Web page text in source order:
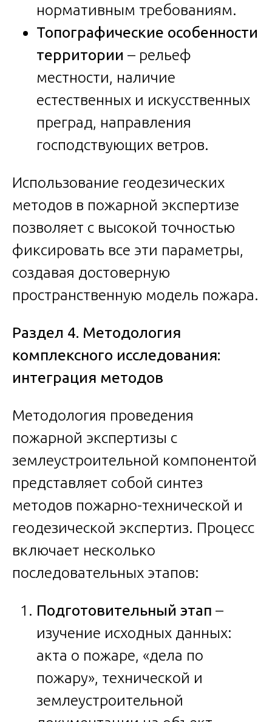
нормативным требованиям.
Топографические особенности
территории – рельеф
местности, наличие
естественных и искусственных
преград, направления
господствующих ветров.
Использование геодезических
методов в пожарной экспертизе
позволяет с высокой точностью
фиксировать все эти параметры,
создавая достоверную
пространственную модель пожара.
Раздел 4. Методология
комплексного исследования:
интеграция методов
Методология проведения
пожарной экспертизы с
землеустроительной компонентой
представляет собой синтез
методов пожарно-технической и
геодезической экспертиз. Процесс
включает несколько
последовательных этапов:
Подготовительный этап –
изучение исходных данных:
акта о пожаре, «дела по
пожару», технической и
землеустроительной